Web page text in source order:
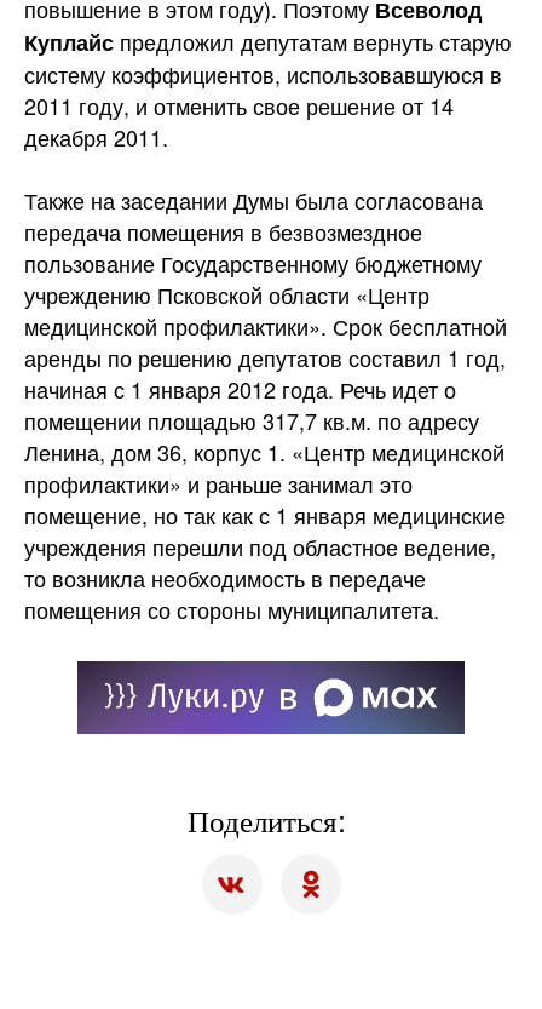
повышение в этом году). Поэтому Всеволод
Куплайс предложил депутатам вернуть старую
систему коэффициентов, использовавшуюся в
2011 году, и отменить свое решение от 14
декабря 2011.
Также на заседании Думы была согласована
передача помещения в безвозмездное
пользование Государственному бюджетному
учреждению Псковской области «Центр
медицинской профилактики». Срок бесплатной
аренды по решению депутатов составил 1 год,
начиная с 1 января 2012 года. Речь идет о
помещении площадью 317,7 кв.м. по адресу
Ленина, дом 36, корпус 1. «Центр медицинской
профилактики» и раньше занимал это
помещение, но так как с 1 января медицинские
учреждения перешли под областное ведение,
то возникла необходимость в передаче
помещения со стороны муниципалитета.
Поделиться: